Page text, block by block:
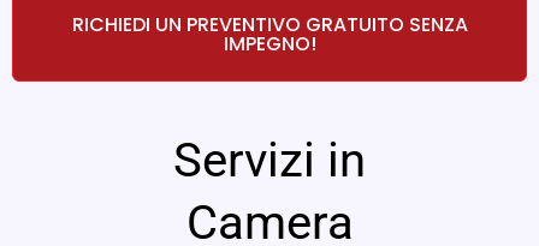
RICHIEDI UN PREVENTIVO GRATUITO SENZA
IMPEGNO!
Servizi in
Camera